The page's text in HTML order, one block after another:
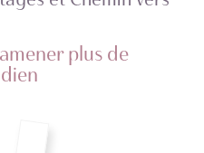
plus de